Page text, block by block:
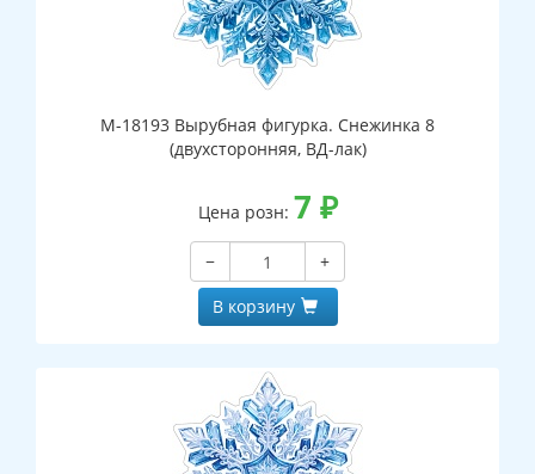
М-18193 Вырубная фигурка. Снежинка 8
(двухсторонняя, ВД-лак)
Цена розн: 7 ₽
−
+
В корзину